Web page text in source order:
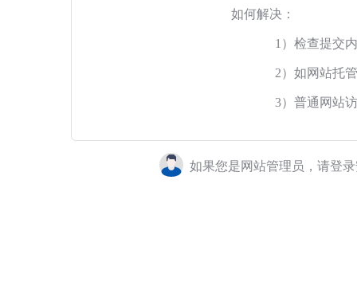
如何解决：
1）检查提交
2）如网站托
3）普通网站
如果您是网站管理员，请登